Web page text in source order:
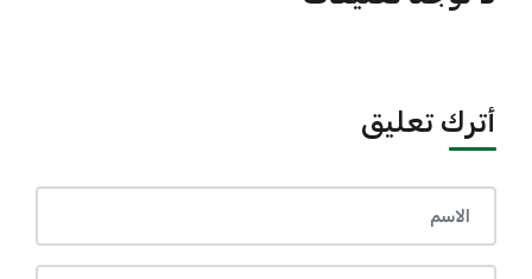
أترك تعليق